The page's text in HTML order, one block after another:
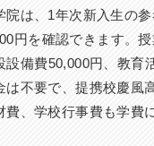
院は、1年次新入生の
円を確認できます。
設備費50,000円、教育
は不要で、提携校慶風
費、学校行事費も学費